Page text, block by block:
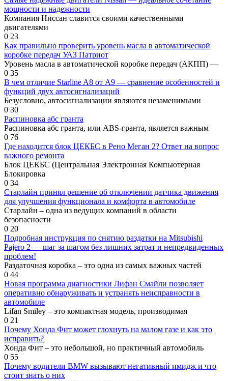
мощности и надежности
Компания Ниссан славится своими качественными
двигателями
0 23
Как правильно проверить уровень масла в автоматической
коробке передач УАЗ Патриот
Уровень масла в автоматической коробке передач (АКПП) —
0 35
В чем отличие Starline A8 от A9 — сравнение особенностей и
функций двух автосигнализаций
Безусловно, автосигнализации являются незаменимыми
0 30
Распиновка абс гранта
Распиновка абс гранта, или ABS-гранта, является важным
0 76
Где находится блок ЦЕКБС в Рено Меган 2? Ответ на вопрос
важного ремонта
Блок ЦЕКБС (Центральная Электронная Компьютерная
Блокировка
0 34
Старлайн принял решение об отключении датчика движения
для улучшения функционала и комфорта в автомобиле
Старлайн – одна из ведущих компаний в области
безопасности
0 20
Подробная инструкция по снятию раздатки на Mitsubishi
Pajero 2 — шаг за шагом без лишних затрат и непредвиденных
проблем!
Раздаточная коробка – это одна из самых важных частей
0 44
Новая программа диагностики Лифан Смайли позволяет
оперативно обнаруживать и устранять неисправности в
автомобиле
Lifan Smiley – это компактная модель, производимая
0 21
Почему Хонда Фит может глохнуть на малом газе и как это
исправить?
Хонда Фит – это небольшой, но практичный автомобиль
0 55
Почему водители BMW вызывают негативный имидж и что
стоит знать о них